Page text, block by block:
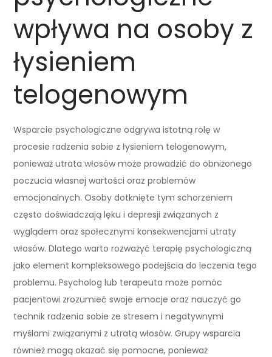
wpływa na osoby z
łysieniem
telogenowym
Wsparcie psychologiczne odgrywa istotną rolę w
procesie radzenia sobie z łysieniem telogenowym,
ponieważ utrata włosów może prowadzić do obniżonego
poczucia własnej wartości oraz problemów
emocjonalnych. Osoby dotknięte tym schorzeniem
często doświadczają lęku i depresji związanych z
wyglądem oraz społecznymi konsekwencjami utraty
włosów. Dlatego warto rozważyć terapię psychologiczną
jako element kompleksowego podejścia do leczenia tego
problemu. Psycholog lub terapeuta może pomóc
pacjentowi zrozumieć swoje emocje oraz nauczyć go
technik radzenia sobie ze stresem i negatywnymi
myślami związanymi z utratą włosów. Grupy wsparcia
również mogą okazać się pomocne, ponieważ